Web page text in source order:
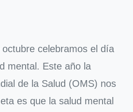
celebramos el día
mental. Este año la
de la Salud (OMS) nos
es que la salud mental